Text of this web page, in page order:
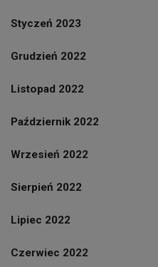
Styczeń 2023
Grudzień 2022
Listopad 2022
Październik 2022
Wrzesień 2022
Sierpień 2022
Lipiec 2022
Czerwiec 2022